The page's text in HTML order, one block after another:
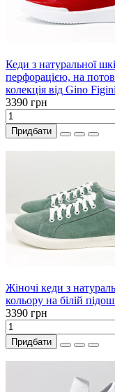
Кеди з натуральної
перфорацією, на
колекція від Gino
3390 грн
Придбати
Жіночі кеди з
кольору на білій
3390 грн
Придбати